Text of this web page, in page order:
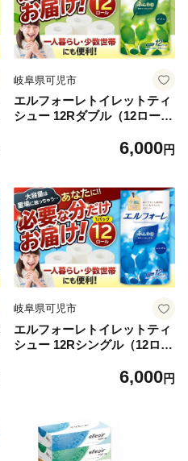
岐阜県可児市
エルフォーレトイレットティ
シュー 12Rダブル（12ロール
蓄 防災 消耗品 生活雑貨 生活
用品 】
6,000円
岐阜県可児市
エルフォーレトイレットティ
シュー 12Rシングル（12ロー
ペーパー パルプ100% ふんわ
貨 生活用品 備蓄 防災 岐阜県
可児市 】
6,000円